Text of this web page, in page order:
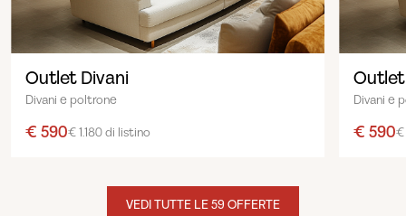
Outlet Divani
Divani e poltrone
€ 590€ 1.180 di listino
Divani e
€ 590€
VEDI TUTTE LE 59 OFFERTE